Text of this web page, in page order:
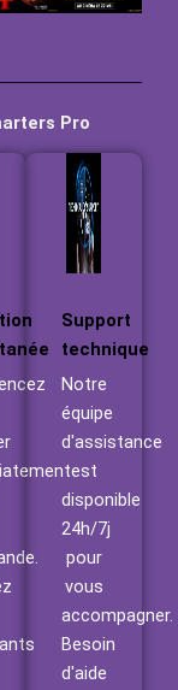
Pro
Support
technique
Notre
équipe
d'assistance
est
disponible
24h/7j
pour
vous
accompagner.
Besoin
d'aide